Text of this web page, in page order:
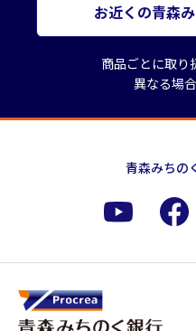
お近くの青森
商品ごとに取り
異なる場
青森みちの